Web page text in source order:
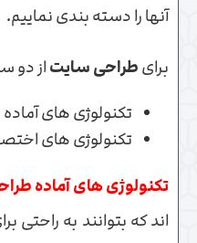
آنها را دسته بندی نماییم.
برایطراحی سایتاز دو
تکنولوژی های
تکنولوژی های
تکنولوژی های آماده
اند که بتوانند به